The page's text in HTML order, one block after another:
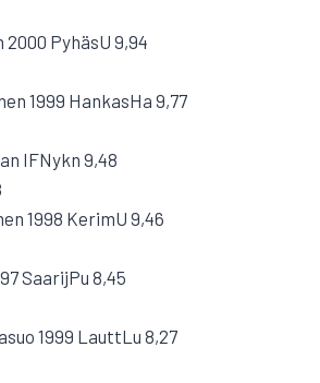
2000 PyhäsU 9,94
1999 HankasHa 9,77
IFNykn 9,48
1998 KerimU 9,46
SaarijPu 8,45
1999 LauttLu 8,27